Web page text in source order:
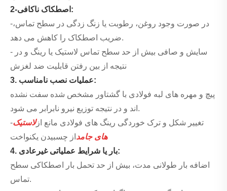
2-اصطکاک ناکافی:
-در صورت وجود روغن، رطوبت یا زنگ زدگی در سطح تماس،
ضریب اصطکاک را کاهش می دهد.
- سایش و صافی بیش از حد سطح تماس لاستیک یا رینگ و در
نتیجه از بین رفتن قابلیت ضد لغزش
3. عملیات نصب نامناسب:
پیچ و مهره های لبه فولادی با گشتاور مشخص شده سفت نشده
اند و در نتیجه توزیع نیرو نابرابر می شود.
-تغییر شکل و ترک خوردگی رینگ های فولادی مانع ازلاستیک
های جامد از چسبیدن یکنواخت
4. بار یا شرایط عملیاتی غیرعادی:
اضافه بار طولانی مدت، بیش از حد تحمل بار اصطکاکی سطح
تماس.